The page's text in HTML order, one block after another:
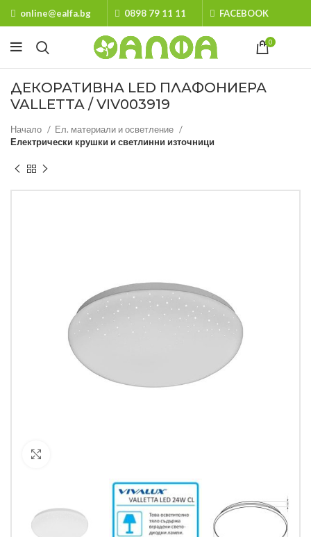
online@ealfa.bg 0898 79 11 11 FACEBOOK
0
ДЕКОРАТИВНА LED ПЛАФОНИЕРА
VALLETTA / VIV003919
Начало
Ел. материали и осветление
Електрически крушки и светлинни източници